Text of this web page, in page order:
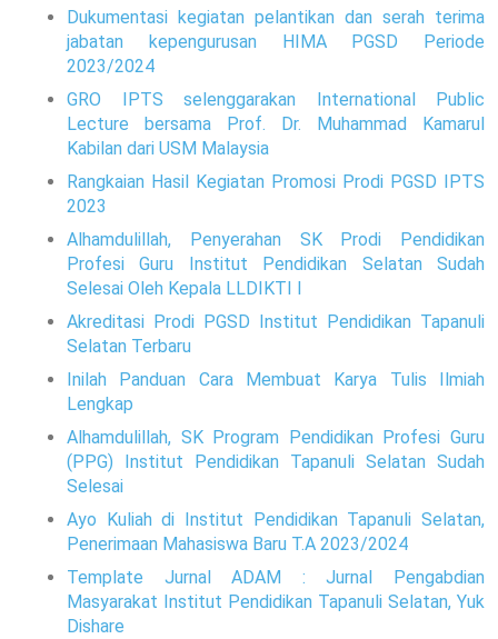
Dukumentasi kegiatan pelantikan dan serah terima
jabatan kepengurusan HIMA PGSD Periode
2023/2024
GRO IPTS selenggarakan International Public
Lecture bersama Prof. Dr. Muhammad Kamarul
Kabilan dari USM Malaysia
Rangkaian Hasil Kegiatan Promosi Prodi PGSD IPTS
2023
Alhamdulillah, Penyerahan SK Prodi Pendidikan
Profesi Guru Institut Pendidikan Selatan Sudah
Selesai Oleh Kepala LLDIKTI I
Akreditasi Prodi PGSD Institut Pendidikan Tapanuli
Selatan Terbaru
Inilah Panduan Cara Membuat Karya Tulis Ilmiah
Lengkap
Alhamdulillah, SK Program Pendidikan Profesi Guru
(PPG) Institut Pendidikan Tapanuli Selatan Sudah
Selesai
Ayo Kuliah di Institut Pendidikan Tapanuli Selatan,
Penerimaan Mahasiswa Baru T.A 2023/2024
Template Jurnal ADAM : Jurnal Pengabdian
Masyarakat Institut Pendidikan Tapanuli Selatan, Yuk
Dishare